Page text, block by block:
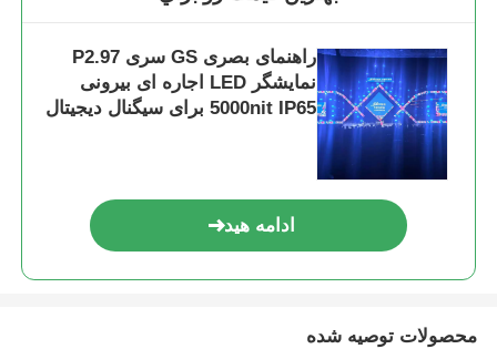
راهنمای بصری GS سری P2.97
نمایشگر LED اجاره ای بیرونی
5000nit IP65 برای سیگنال دیجیتال
ادامه هید
محصولات توصیه شده